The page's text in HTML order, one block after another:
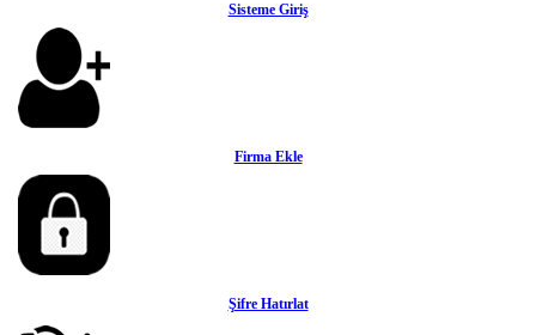
Sisteme Giriş
Firma Ekle
Şifre Hatırlat